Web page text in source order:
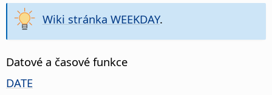
Wiki stránka WEEKDAY.
Datové a časové funkce
DATE